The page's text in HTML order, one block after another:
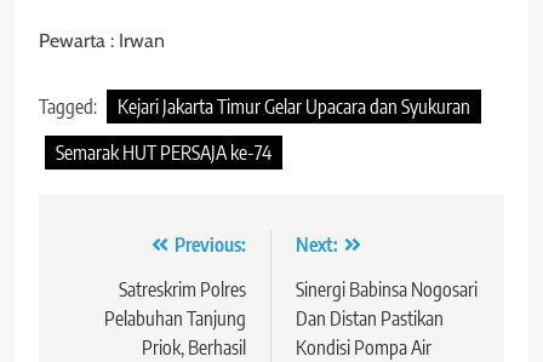
Pewarta : Irwan
Tagged:
Kejari Jakarta Timur Gelar Upacara dan Syukuran
Semarak HUT PERSAJA ke-74
Navigasi Previous:
Satreskrim Polres
Pelabuhan Tanjung
Priok, Berhasil
Next:
Sinergi Babinsa Nogosari
Dan Distan Pastikan
Kondisi Pompa Air